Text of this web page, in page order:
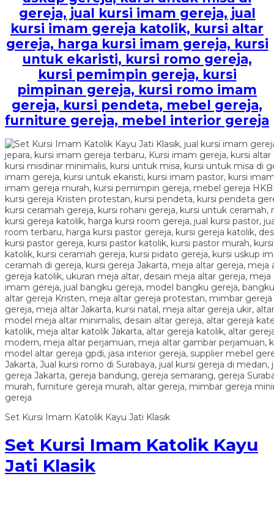
gereja, jual kursi imam gereja, jual
kursi imam gereja katolik, kursi altar
gereja, harga kursi imam gereja, kursi
untuk ekaristi, kursi romo gereja,
kursi pemimpin gereja, kursi
pimpinan gereja, kursi romo imam
gereja, kursi pendeta, mebel gereja,
furniture gereja, mebel interior gereja
Set Kursi Imam Katolik Kayu Jati Klasik
Set Kursi Imam Katolik Kayu
Jati Klasik